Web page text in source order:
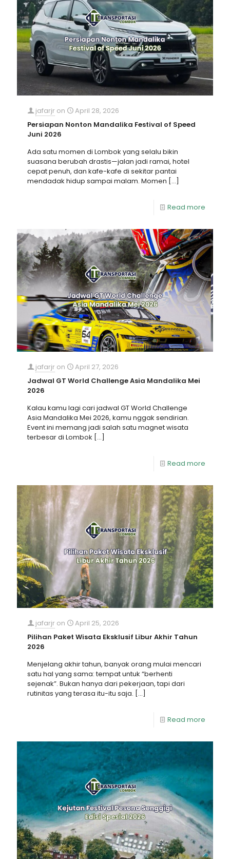
jafarjr on
April 28, 2026
Persiapan Nonton Mandalika Festival of Speed
Juni 2026
Ada satu momen di Lombok yang selalu bikin
suasana berubah drastis—jalan jadi ramai, hotel
cepat penuh, dan kafe-kafe di sekitar pantai
mendadak hidup sampai malam. Momen […]
Read more
jafarjr on
April 27, 2026
Jadwal GT World Challenge Asia Mandalika Mei
2026
Kalau kamu lagi cari jadwal GT World Challenge
Asia Mandalika Mei 2026, kamu nggak sendirian.
Event ini memang jadi salah satu magnet wisata
terbesar di Lombok […]
Read more
jafarjr on
April 25, 2026
Pilihan Paket Wisata Eksklusif Libur Akhir Tahun
2026
Menjelang akhir tahun, banyak orang mulai mencari
satu hal yang sama: tempat untuk “berhenti
sejenak”. Bukan hanya dari pekerjaan, tapi dari
rutinitas yang terasa itu-itu saja. […]
Read more